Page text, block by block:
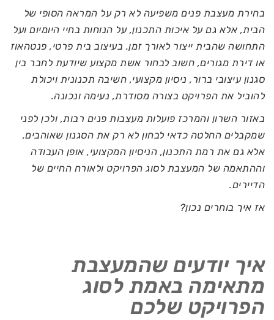
בחירת מעצבת פנים משפיעה לא רק על המראה הסופי של
הבית, אלא גם על איכות התכנון, על הנוחות בחיי היומיום ועל
התחושה שהבית ייצור לאורך זמן. בעיצוב בית פרטי, פנטהאוז
או דירת מגורים, חשוב לבחור אשת מקצוע שיודעת לחבר בין
סגנון עיצובי ברור, ניסיון מקצועי, חשיבה תכנונית ויכולת
להוביל את הפרויקט בצורה מסודרת, נעימה ונכונה.
באזור השרון והמרכז פועלות מעצבות פנים רבות, ולכן לפני
שמקבלים החלטה כדאי לבחון לא רק את הסגנון שאוהבים,
אלא גם את רמת התכנון, הניסיון המקצועי, אופן העבודה
וההתאמה של המעצבת לסוג הפרויקט ולאורח החיים של
הדיירים.
אז איך בוחרים נכון?
איך יודעים שהמעצבת
מתאימה באמת לסוג
הפרויקט שלכם